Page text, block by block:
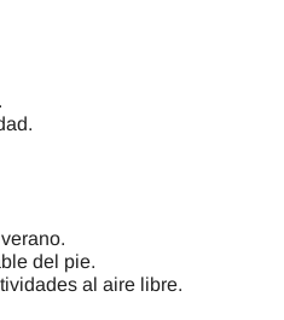
del pie.
al aire libre.